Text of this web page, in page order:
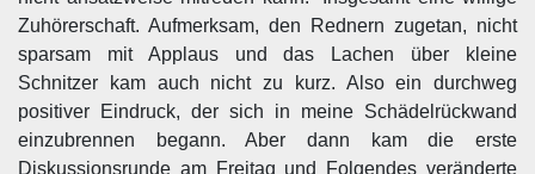
Zuhörerschaft. Aufmerksam, den Rednern zugetan, nicht
sparsam mit Applaus und das Lachen über kleine
Schnitzer kam auch nicht zu kurz. Also ein durchweg
positiver Eindruck, der sich in meine Schädelrückwand
einzubrennen begann. Aber dann kam die erste
Diskussionsrunde am Freitag und Folgendes veränderte